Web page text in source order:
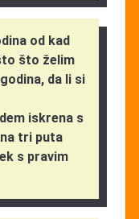
od kad
što želim
da li si
iskrena s
tri puta
s pravim